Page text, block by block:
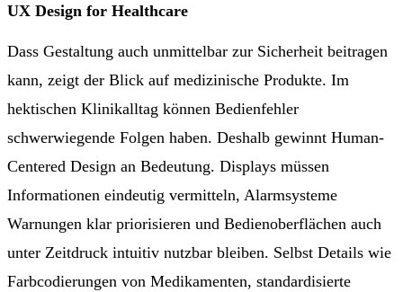
UX Design for Healthcare
Dass Gestaltung auch unmittelbar zur Sicherheit beitragen
kann, zeigt der Blick auf medizinische Produkte. Im
hektischen Klinikalltag können Bedienfehler
schwerwiegende Folgen haben. Deshalb gewinnt Human-
Centered Design an Bedeutung. Displays müssen
Informationen eindeutig vermitteln, Alarmsysteme
Warnungen klar priorisieren und Bedienoberflächen auch
unter Zeitdruck intuitiv nutzbar bleiben. Selbst Details wie
Farbcodierungen von Medikamenten, standardisierte